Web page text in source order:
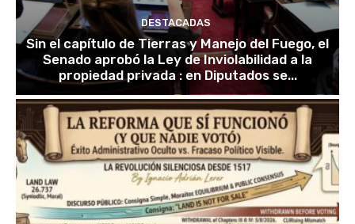
DESTACADAS
Sin el capítulo de Tierras y Manejo del Fuego, el
Senado aprobó la Ley de Inviolabilidad a la
propiedad privada : en Diputados se...